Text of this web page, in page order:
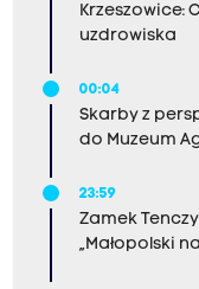
Krzeszowice:
uzdrowiska
00:04
Skarby z
do Muzeum
23:59
Zamek
„Małopolski